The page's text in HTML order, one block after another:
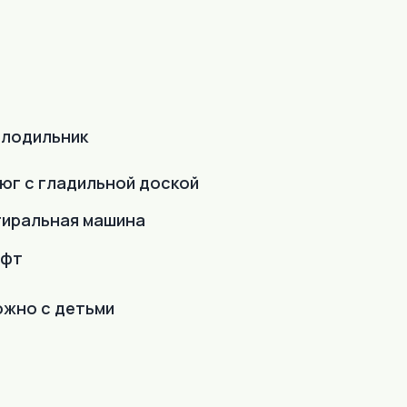
с гладильной доской
машина
с детьми